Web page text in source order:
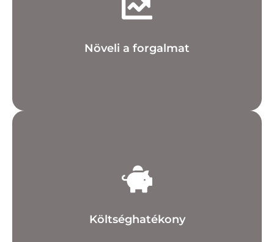
Növeli a forgalmat
érdeklődőket.
Költséghatékony
célozható.